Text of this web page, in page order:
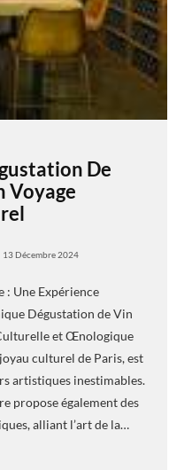
De
Voyage
13 Décembre 2024
: Une Expérience
Dégustation de Vin
et Œnologique
culturel de Paris, est
artistiques inestimables.
propose également des
alliant l’art de la…